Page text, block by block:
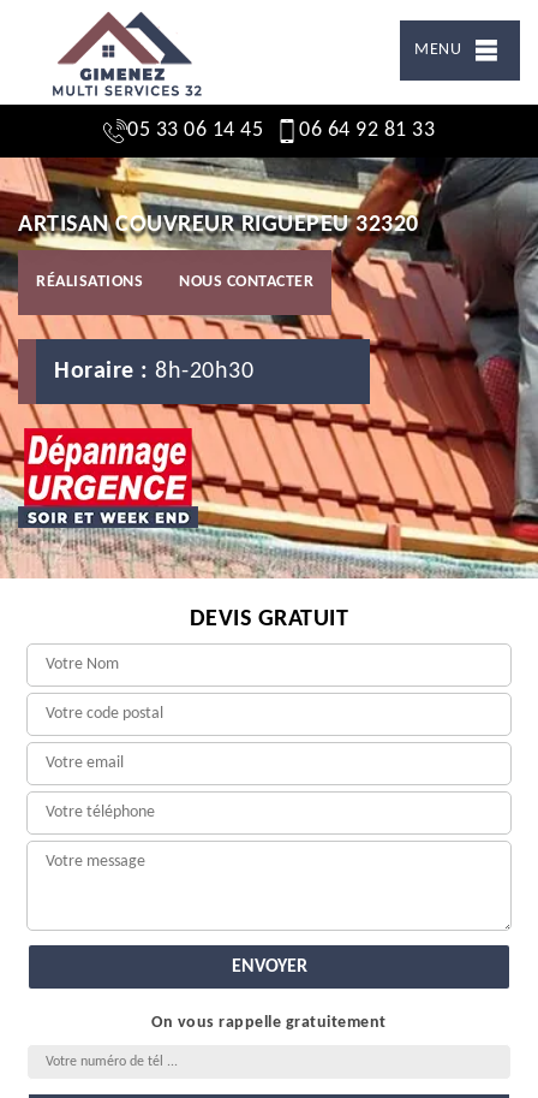
MENU
05 33 06 14 45 06 64 92 81 33
ARTISAN COUVREUR RIGUEPEU 32320
RÉALISATIONS NOUS CONTACTER
Horaire : 8h-20h30
DEVIS GRATUIT
On vous rappelle gratuitement